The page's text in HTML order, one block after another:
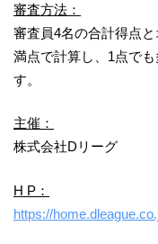
審査方法：
審査員4名の合計得点
満点で計算し、1点で
す。
主催：
株式会社Dリーグ
H P：
https://